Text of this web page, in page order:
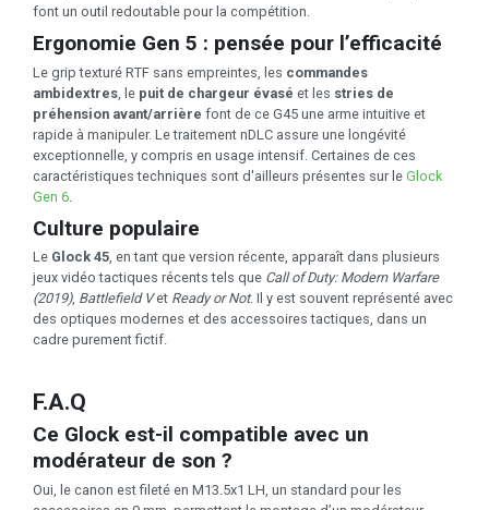
font un outil redoutable pour la compétition.
Ergonomie Gen 5 : pensée pour l’efficacité
Le grip texturé RTF sans empreintes, les commandes
ambidextres , le puit de chargeur évasé et les stries de
préhension avant/arrière font de ce G45 une arme intuitive et
rapide à manipuler. Le traitement nDLC assure une longévité
exceptionnelle, y compris en usage intensif. Certaines de ces
caractéristiques techniques sont d'ailleurs présentes sur le Glock
Gen 6
Culture populaire
Le Glock 45, en tant que version récente, apparaît dans plusieurs
jeux vidéo tactiques récents tels que Call of Duty: Modern Warfare
(2019), Battlefield Vet Ready or Not. Il y est souvent représenté avec
des optiques modernes et des accessoires tactiques, dans un
cadre purement fictif.
F.A.Q
Ce Glock est-il compatible avec un
modérateur de son ?
Oui, le canon est fileté en M13.5x1 LH, un standard pour les